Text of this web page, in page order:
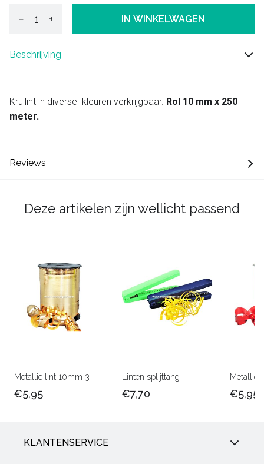
− + IN WINKELWAGEN
Beschrijving
Krullint in diverse kleuren verkrijgbaar. Rol 10 mm x 250
meter.
Reviews
Deze artikelen zijn wellicht passend
Metallic lint 10mm 3
€5,95
Linten splijttang
€7,70
Metallic
€5,95
KLANTENSERVICE